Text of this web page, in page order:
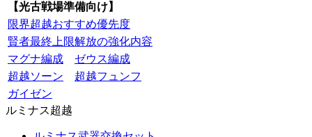
【光古戦場準備向け】
限界超越おすすめ優先度
賢者最終上限解放の強化内容
マグナ編成
ゼウス編成
超越ソーン
超越フュンフ
ガイゼン
ルミナス超越